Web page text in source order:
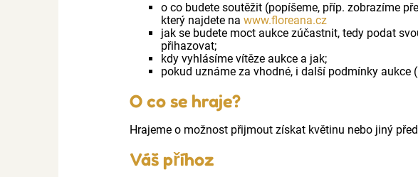
o co budete soutěžit (popíšeme, příp. zobrazíme
který najdete na www.floreana.cz
jak se budete moct aukce zúčastnit, tedy podat
přihazovat;
kdy vyhlásíme vítěze aukce a jak;
pokud uznáme za vhodné, i další podmínky aukce
O co se hraje?
Hrajeme o možnost přijmout získat květinu nebo jiný
Váš příhoz